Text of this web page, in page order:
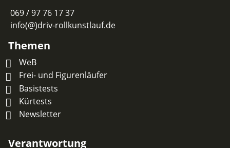
069 / 97 76 17 37
info(@)driv-rollkunstlauf.de
Themen
WeB
Frei- und Figurenläufer
Basistests
Kürtests
Newsletter
Verantwortung